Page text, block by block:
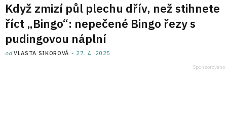
o
k
t
e
r
)
a
m
e
e
s
t
Když zmizí půl plechu dřív, než stihnete
říct „Bingo“: nepečené Bingo řezy s
pudingovou náplní
odVLASTA SIKOROVÁ 27. 4. 2025